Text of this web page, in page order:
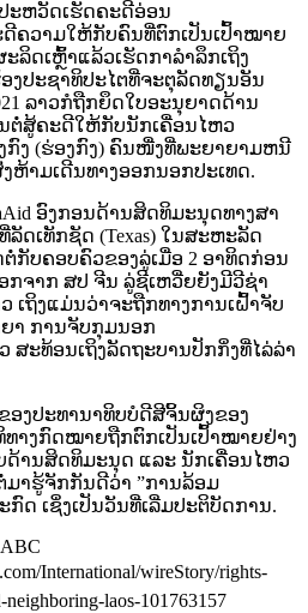
ະຫວັດເຮັດຄະດີອ່ອນ
ດີຄວາມໃຫ້ກັບຄົນທີ່ຕົກເປັນເປົ້າໝາຍ
ລິດເຫຼົ້າແລ້ວເຮັດກາລຳລຶກເຖິງ
ງປະຊາທິປະໄຕທີ່ຈະຕຸລັດທຽນອັນ
ລາວກໍຖືກຍຶດໃບອະນຸຍາດດ້ານ
ຕໍ່ສູ້ຄະດີໃຫ້ກັບນັກເຄື່ອນໄຫວ
ກົງ (ຮ່ອງກົງ) ຄົນໜື່ງທີ່ພະຍາຍາມຫນີ
ຫ້າມເດີນທາງອອກນອກປະເທດ.
ອົງກອນດ້ານສິດທິມະນຸດທາງສາ
ດເທັກຊັດ (Texas) ໃນສະຫະລັດ
ຕໍ່ກັບຄອບຄົວຂອງລູ່ເມື່ອ 2 ອາທິດກ່ອນ
ກຈາກ ສປ ຈີນ ລູ່ຊີເຫວີ່ຍຍັງມີວີຊ່າ
ເຖິງແມ່ນວ່າຈະຖືກທາງການເຝົ້າຈັບ
າ ການຈັບກຸມນອກ
ສະທ້ອນເຖິງລັດຖະບານປັກກິ່ງທີ່ໄລ່ລ່າ
ງປະທານາທິບບໍດີສີຈິ້ນຜິງຂອງ
າງກົດໝາຍຖືກຕົກເປັນເປົ້າໝາຍຢ່າງ
ດ້ານສິດທິມະນຸດ ແລະ ນັກເຄື່ອນໄຫວ
າຮູ້ຈັກກັນດີວ່າ ”ການລ້ອມ
ກົດ ເຊິ່ງເປັນວັນທີ່ເລີ່ມປະຕິບັດການ.
ABC
International/wireStory/rights-
laos-101763157